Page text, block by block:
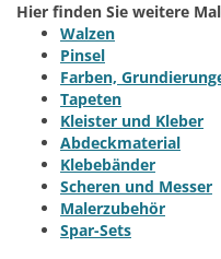
Hier finden Sie weitere
Walzen
Pinsel
Farben,
Tapeten
Kleister und Kleber
Abdeckmaterial
Klebebänder
Scheren und Messer
Malerzubehör
Spar-Sets